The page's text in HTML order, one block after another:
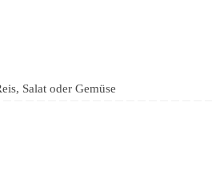
Salat oder Gemüse